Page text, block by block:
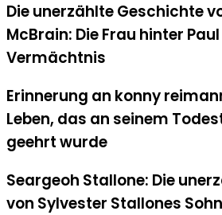
Die unerzählte Geschichte
McBrain: Die Frau hinter
Vermächtnis
Erinnerung an konny
Leben, das an seinem
geehrt wurde
Seargeoh Stallone: ​​Die
von Sylvester Stallones Sohn